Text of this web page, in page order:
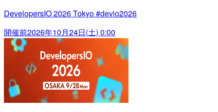
DevelopersIO 2026 Tokyo #devio2026
開催前2026年10月24日(土) 0:00